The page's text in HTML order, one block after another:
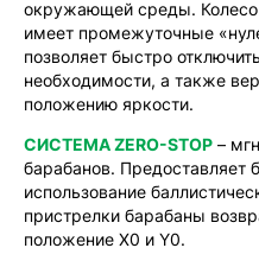
окружающей среды. Колесо
имеет промежуточные
позволяет быстро
необходимости, а также
положению яркости.
СИСТЕМА ZERO-STOP –
барабанов. Предоставляет
использование
пристрелки барабаны
положение X0 и Y0.